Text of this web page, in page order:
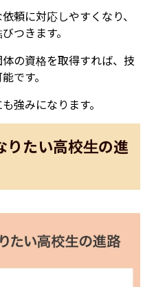
頼に対応しやすくなり、
つきます。
の資格を取得すれば、技
です。
強みになります。
りたい高校生の進